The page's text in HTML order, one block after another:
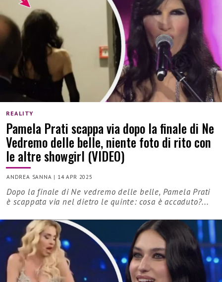
REALITY
Pamela Prati scappa via dopo la finale di Ne
Vedremo delle belle, niente foto di rito con
le altre showgirl (VIDEO)
ANDREA SANNA | 14 APR 2025
Dopo la finale di Ne vedremo delle belle, Pamela Prati
è scappata via nel dietro le quinte: cosa è accaduto?...